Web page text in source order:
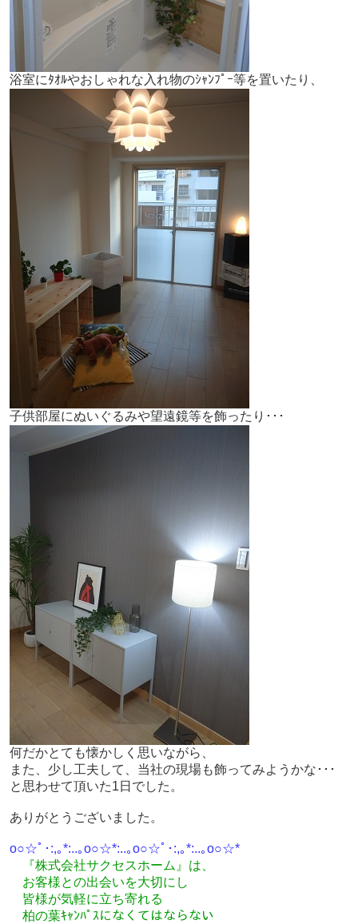
浴室にﾀｵﾙやおしゃれな入れ物のｼｬﾝﾌﾟｰ等を置いたり、
子供部屋にぬいぐるみや望遠鏡等を飾ったり･･･
何だかとても懐かしく思いながら、
また、少し工夫して、当社の現場も飾ってみようかな･･･
と思わせて頂いた1日でした。
ありがとうございました。
o○☆ﾟ･:,｡*:..｡o○☆*:..｡o○☆ﾟ･:,｡*:..｡o○☆*
『株式会社サクセスホーム』は、
お客様との出会いを大切にし
皆様が気軽に立ち寄れる
柏の葉ｷｬﾝﾊﾟｽになくてはならない